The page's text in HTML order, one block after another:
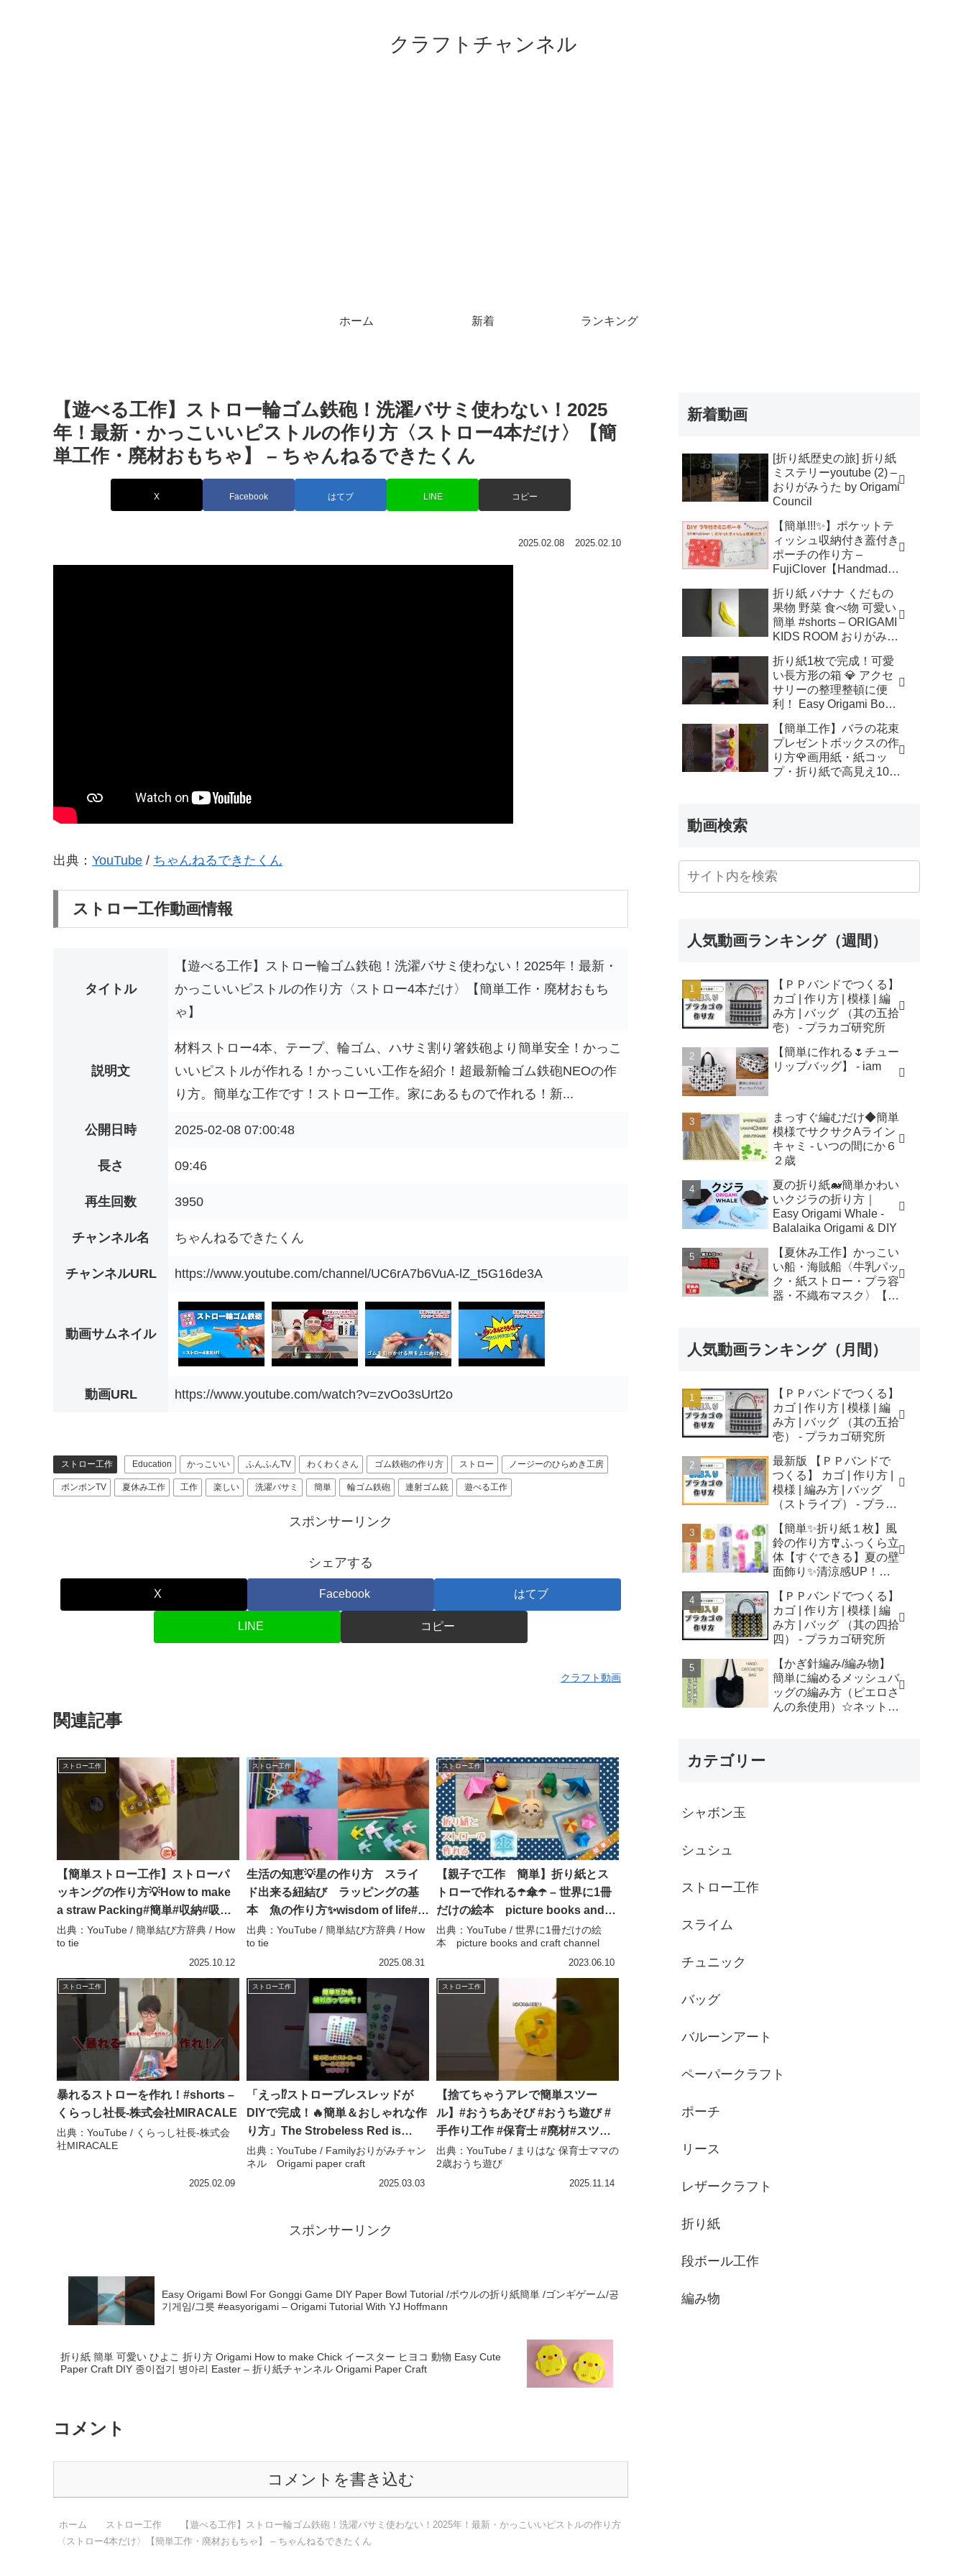
クラフトチャンネル
ホーム 新着 ランキング
【遊べる工作】ストロー輪ゴム鉄砲！洗濯バサミ使わない！2025
年！最新・かっこいいピストルの作り方〈ストロー4本だけ〉【簡
単工作・廃材おもちゃ】 – ちゃんねるできたくん
X Facebook はてブ LINE コピー
2025.02.08 2025.02.10
出典： YouTube / ちゃんねるできたくん
ストロー工作動画情報
タイトル
【遊べる工作】ストロー輪ゴム鉄砲！洗濯バサミ使わない！2025年！最新・
かっこいいピストルの作り方〈ストロー4本だけ〉【簡単工作・廃材おもち
ゃ】
説明文
材料ストロー4本、テープ、輪ゴム、ハサミ割り箸鉄砲より簡単安全！かっこ
いいピストルが作れる！かっこいい工作を紹介！超最新輪ゴム鉄砲NEOの作
り方。簡単な工作です！ストロー工作。家にあるもので作れる！新...
公開日時 2025-02-08 07:00:48
長さ 09:46
再生回数 3950
チャンネル名 ちゃんねるできたくん
チャンネルURL https://www.youtube.com/channel/UC6rA7b6VuA-lZ_t5G16de3A
動画サムネイル
動画URL https://www.youtube.com/watch?v=zvOo3sUrt2o
ストロー工作 Education かっこいい ふんふんTV わくわくさん ゴム鉄砲の作り方 ストロー ノージーのひらめき工房
ボンボンTV 夏休み工作 工作 楽しい 洗濯バサミ 簡単 輪ゴム鉄砲 連射ゴム銃 遊べる工作
スポンサーリンク
シェアする
X Facebook はてブ
LINE コピー
クラフト動画
関連記事
ストロー工作
【簡単ストロー工作】ストローパ
ッキングの作り方💡How to make
a straw Packing#簡単#収納#吸管#
旅行#キャンプ#빨대#遠征#お泊ま
り#工作#折り方#結び方#ストロー
#DIY – 簡単結び方辞典 / How to tie
出典：YouTube / 簡単結び方辞典 / How
to tie
2025.10.12
ストロー工作
生活の知恵💡星の作り方 スライ
ド出来る紐結び ラッピングの基
本 魚の作り方✨wisdom of life#パ
ーカー#ストロー工作#簡単結び方
#lifehacks#紐#畳み方#접는방법#
折疊#DIY – 簡単結び方辞典 / How
to tie
出典：YouTube / 簡単結び方辞典 / How
to tie
2025.08.31
ストロー工作
【親子で工作 簡単】折り紙とス
トローで作れる☂️傘☂️ – 世界に1冊
だけの絵本 picture books and
craft channel
出典：YouTube / 世界に1冊だけの絵
本 picture books and craft channel
2023.06.10
ストロー工作
暴れるストローを作れ！#shorts –
くらっし社長-株式会社MIRACALE
出典：YouTube / くらっし社長-株式会
社MIRACALE
2025.02.09
ストロー工作
「えっ⁉️ストローブレスレッドが
DIYで完成！🔥簡単＆おしゃれな作
り方」The Strobeless Red is
completed DIY! – Familyおりがみ
チャンネル Origami paper craft
出典：YouTube / Familyおりがみチャン
ネル Origami paper craft
2025.03.03
ストロー工作
【捨てちゃうアレで簡単スツー
ル】#おうちあそび #おうち遊び #
手作り工作 #保育士 #廃材#スツー
ル#手作り #まりはな – まりはな 保
育士ママの2歳おうち遊び
出典：YouTube / まりはな 保育士ママの
2歳おうち遊び
2025.11.14
スポンサーリンク
Easy Origami Bowl For Gonggi Game DIY Paper Bowl Tutorial /ボウルの折り紙簡単 /ゴンギゲーム/공
기게임/그릇 #easyorigami – Origami Tutorial With YJ Hoffmann
折り紙 簡単 可愛い ひよこ 折り方 Origami How to make Chick イースター ヒヨコ 動物 Easy Cute
Paper Craft DIY 종이접기 병아리 Easter – 折り紙チャンネル Origami Paper Craft
コメント
コメントを書き込む
ホーム ストロー工作
【遊べる工作】ストロー輪ゴム鉄砲！洗濯バサミ使わない！2025年！最新・かっこいいピストルの作り方
〈ストロー4本だけ〉【簡単工作・廃材おもちゃ】 – ちゃんねるできたくん
新着動画
[折り紙歴史の旅] 折り紙
ミステリーyoutube (2) –
おりがみうた by Origami
Council
【簡単!!!✨】ポケットテ
ィッシュ収納付き蓋付き
ポーチの作り方 –
FujiClover【Handmade
折り紙 バナナ くだもの
果物 野菜 食べ物 可愛い
簡単 #shorts – ORIGAMI
KIDS ROOM おりがみキ
折り紙1枚で完成！可愛
い長方形の箱 💎 アクセ
サリーの整理整頓に便
利！ Easy Origami Box |
子 クリスマス 箱 は
こ – Origami hana’s
channel
【簡単工作】バラの花束
プレゼントボックスの作
り方🌹画用紙・紙コッ
プ・折り紙で高見え100
動画検索
人気動画ランキング（週間）
【ＰＰバンドでつくる】
カゴ | 作り方 | 模様 | 編
み方 | バッグ （其の五拾
壱） - プラカゴ研究所
【簡単に作れる🌷チュー
リップバッグ】 - iam
まっすぐ編むだけ◆簡単
模様でサクサクAライン
キャミ - いつの間にか６
２歳
夏の折り紙🐋簡単かわい
いクジラの折り方｜
Easy Origami Whale -
Balalaika Origami & DIY
【夏休み工作】かっこい
い船・海賊船〈牛乳パッ
ク・紙ストロー・プラ容
器・不織布マスク〉【自
人気動画ランキング（月間）
【ＰＰバンドでつくる】
カゴ | 作り方 | 模様 | 編
み方 | バッグ （其の五拾
壱） - プラカゴ研究所
最新版 【ＰＰバンドで
つくる】 カゴ | 作り方 |
模様 | 編み方 | バッグ
（ストライプ） - プラカ
【簡単✨折り紙１枚】風
鈴の作り方🎐ふっくら立
体【すぐできる】夏の壁
面飾り✨清涼感UP！無
Origami Wind Chimes -
はなみこと
【ＰＰバンドでつくる】
カゴ | 作り方 | 模様 | 編
み方 | バッグ （其の四拾
四） - プラカゴ研究所
【かぎ針編み/編み物】
簡単に編めるメッシュバ
ッグの編み方（ピエロさ
んの糸使用）☆ネットバ
カテゴリー
シャボン玉
シュシュ
ストロー工作
スライム
チュニック
バッグ
バルーンアート
ペーパークラフト
ポーチ
リース
レザークラフト
折り紙
段ボール工作
編み物